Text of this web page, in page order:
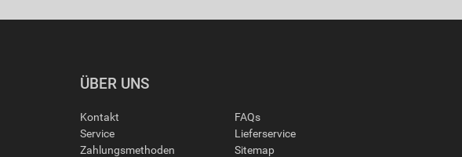
ÜBER UNS
Kontakt
Service
Zahlungsmethoden
FAQs
Lieferservice
Sitemap